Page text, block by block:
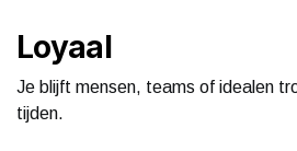
Loyaal
Je blijft mensen, teams of idealen
tijden.